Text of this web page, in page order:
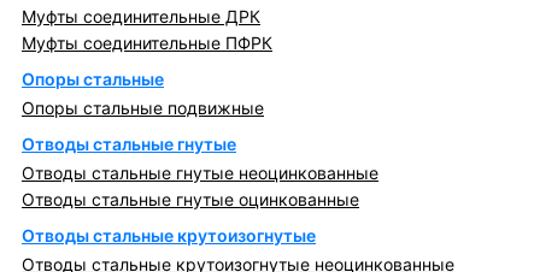
Муфты соединительные ДРК
Муфты соединительные ПФРК
Опоры стальные
Опоры стальные подвижные
Отводы стальные гнутые
Отводы стальные гнутые неоцинкованные
Отводы стальные гнутые оцинкованные
Отводы стальные крутоизогнутые
Отводы стальные крутоизогнутые неоцинкованные